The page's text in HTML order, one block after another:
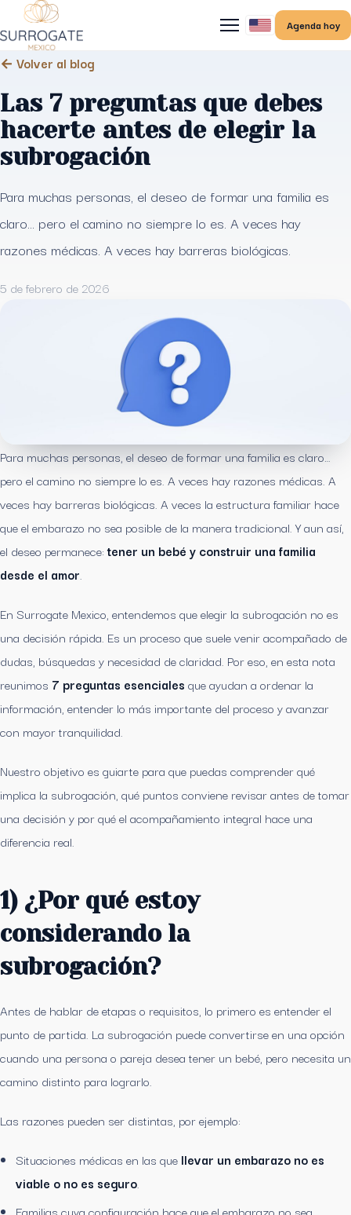
Agenda hoy
← Volver al blog
Las 7 preguntas que debes
hacerte antes de elegir la
subrogación
Para muchas personas, el deseo de formar una familia es
claro… pero el camino no siempre lo es. A veces hay
razones médicas. A veces hay barreras biológicas.
5 de febrero de 2026
Para muchas personas, el deseo de formar una familia es claro…
pero el camino no siempre lo es. A veces hay razones médicas. A
veces hay barreras biológicas. A veces la estructura familiar hace
que el embarazo no sea posible de la manera tradicional. Y aun así,
el deseo permanece:tener un bebé y construir una familia
desde el amor.
En Surrogate Mexico, entendemos que elegir la subrogación no es
una decisión rápida. Es un proceso que suele venir acompañado de
dudas, búsquedas y necesidad de claridad. Por eso, en esta nota
reunimos 7 preguntas esenciales que ayudan a ordenar la
información, entender lo más importante del proceso y avanzar
con mayor tranquilidad.
Nuestro objetivo es guiarte para que puedas comprender qué
implica la subrogación, qué puntos conviene revisar antes de tomar
una decisión y por qué el acompañamiento integral hace una
diferencia real.
1) ¿Por qué estoy
considerando la
subrogación?
Antes de hablar de etapas o requisitos, lo primero es entender el
punto de partida. La subrogación puede convertirse en una opción
cuando una persona o pareja desea tener un bebé, pero necesita un
camino distinto para lograrlo.
Las razones pueden ser distintas, por ejemplo:
Situaciones médicas en las que llevar un embarazo no es
viable o no es seguro.